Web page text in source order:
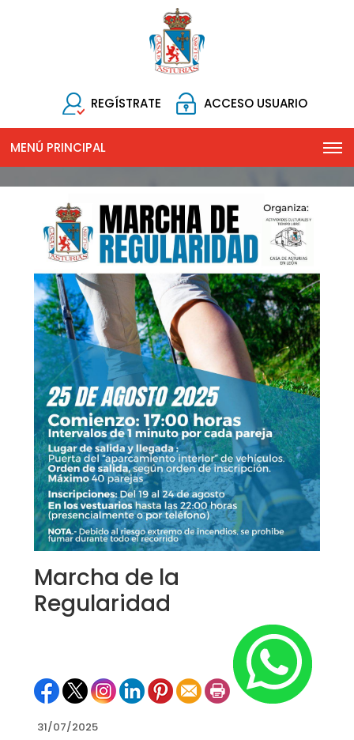
REGÍSTRATE ACCESO USUARIO
MENÚ PRINCIPAL
Marcha de la
Regularidad
31/07/2025